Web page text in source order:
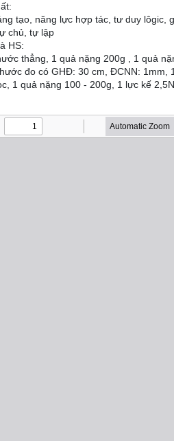
tạo, năng lực hợp tác, tư duy lôgic,
chủ, tự lập
HS:
thẳng, 1 quả nặng 200g , 1 quả
đo có GHĐ: 30 cm, ĐCNN: 1mm,
1 quả nặng 100 - 200g, 1 lực kế